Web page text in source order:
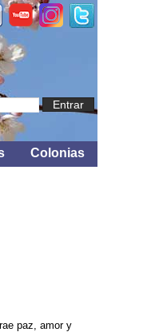
Entrar
Colonias
paz, amor y